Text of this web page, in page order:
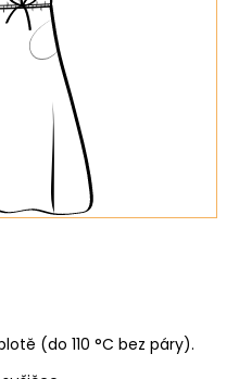
(do 110 °C bez páry).